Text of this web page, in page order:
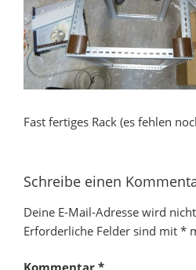
Fast fertiges Rack (es fehlen
Schreibe einen
Deine E-Mail-Adresse wird
Erforderliche Felder sind mit *